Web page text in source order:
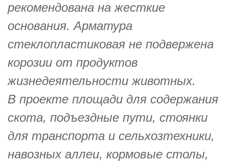
рекомендована на жесткие
основания. Арматура
стеклопластиковая не подвержена
корозии от продуктов
жизнедеятельности животных.
В проекте площади для содержания
скота, подъездные пути, стоянки
для транспорта и сельхозтехники,
навозных аллеи, кормовые столы,